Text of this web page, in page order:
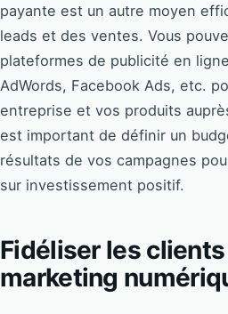
payante est un autre moyen
leads et des ventes. Vous
plateformes de publicité en
AdWords, Facebook Ads, etc.
entreprise et vos produits
est important de définir un
résultats de vos campagnes
sur investissement positif.
Fidéliser les clients
marketing